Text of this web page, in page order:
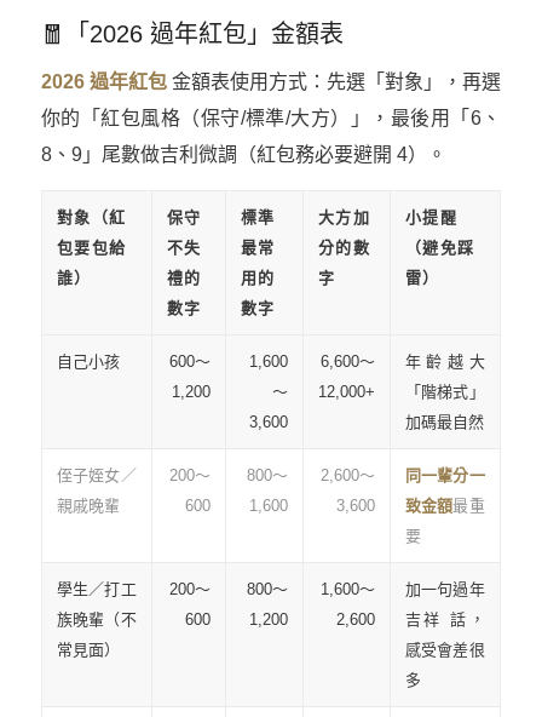
🧧「2026 過年紅包」金額表
2026 過年紅包金額表使用方式：先選「對象」，再選
你的「紅包風格（保守/標準/大方）」，最後用「6、
8、9」尾數做吉利微調（紅包務必要避開 4）。
對象（紅
包要包給
誰）
保守
不失
禮的
數字
標準
最常
用的
數字
大方加
分的數
字
小提醒
（避免踩
雷）
自己小孩
600～
1,200
1,600
～
3,600
6,600～
12,000+
年齡越大
「階梯式」
加碼最自然
侄子姪女／
親戚晚輩
200～
600
800～
1,600
2,600～
3,600
同一輩分一
致金額最重
要
學生／打工
族晚輩（不
常見面）
200～
600
800～
1,200
1,600～
2,600
加一句過年
吉祥 話，
感受會差很
多